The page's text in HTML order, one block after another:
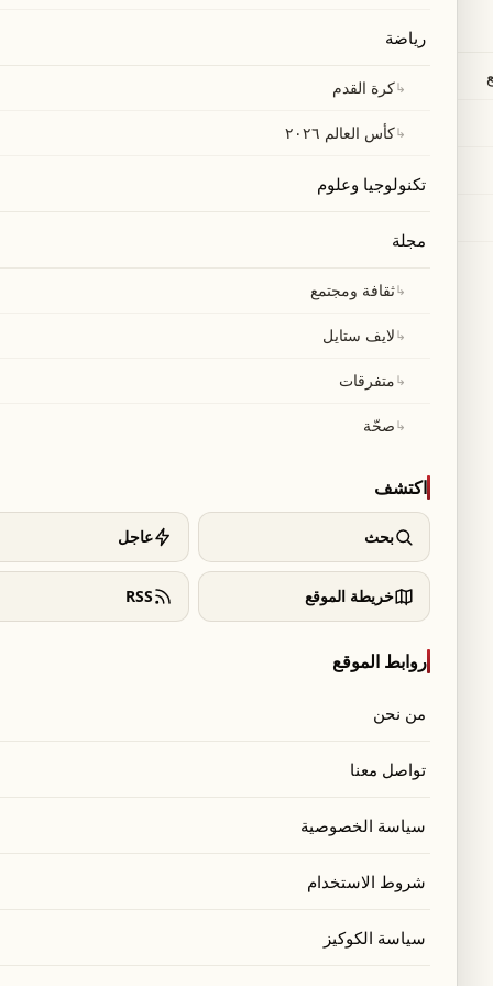
رياضة
↳كرة القدم
↳كأس العالم ٢٠٢٦
تكنولوجيا وعلوم
مجلة
↳ثقافة ومجتمع
↳لايف ستايل
↳متفرقات
↳صحّة
اكتشف
بحث عاجل
خريطة الموقع RSS
روابط الموقع
من نحن
تواصل معنا
سياسة الخصوصية
شروط الاستخدام
سياسة الكوكيز